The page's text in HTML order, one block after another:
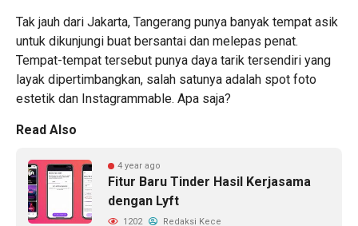
Tak jauh dari Jakarta, Tangerang punya banyak tempat asik
untuk dikunjungi buat bersantai dan melepas penat.
Tempat-tempat tersebut punya daya tarik tersendiri yang
layak dipertimbangkan, salah satunya adalah spot foto
estetik dan Instagrammable. Apa saja?
Read Also
4 year ago
Fitur Baru Tinder Hasil Kerjasama
dengan Lyft
1202 Redaksi Kece